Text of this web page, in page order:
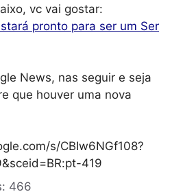
vc vai gostar:
pronto para ser um Ser
News, nas seguir e seja
que houver uma nova
s/CBIw6NGf108?
419
466